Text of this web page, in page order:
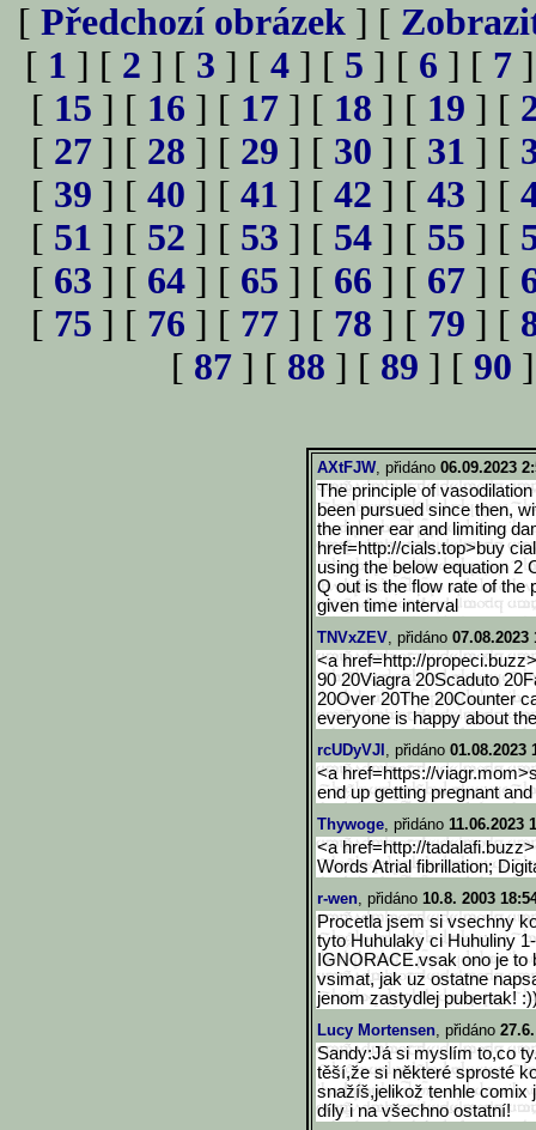
[ Předchozí obrázek ] [
[ 1 ] [ 2 ] [ 3 ] [ 4 ] [ 5 ] [ 6 ] [ 7
[ 15 ] [ 16 ] [ 17 ] [ 18 ] [ 19 ] [
[ 27 ] [ 28 ] [ 29 ] [ 30 ] [ 31 ] [
[ 39 ] [ 40 ] [ 41 ] [ 42 ] [ 43 ] [
[ 51 ] [ 52 ] [ 53 ] [ 54 ] [ 55 ] [
[ 63 ] [ 64 ] [ 65 ] [ 66 ] [ 67 ] [
[ 75 ] [ 76 ] [ 77 ] [ 78 ] [ 79 ] [
[ 87 ] [ 88 ] [ 89 ] [ 90
AXtFJW, přidáno 06.09.2023
The principle of
been pursued since then,
the inner ear and limiting
href=http://cials.top>buy
using the below equation 2
Q out is the flow rate of the
given time interval
TNVxZEV, přidáno 07.08.2023
<a href=http://
90 20Viagra 20Scaduto
20Over 20The 20Counter
everyone is happy about
rcUDyVJI , přidáno 01.08.2023
<a href=https://
end up getting pregnant
Thywoge, přidáno 11.06.2023
<a href=http://
Words Atrial fibrillation;
r-wen, přidáno 10.8. 2003
Procetla jsem si vsechny
tyto Huhulaky ci Huhuliny
IGNORACE.vsak ono je
vsimat, jak uz ostatne
jenom zastydlej pubertak!
Lucy Mortensen, přidáno
Sandy:Já si myslím to,co
těší,že si některé sprosté
snažíš,jelikož tenhle comix
díly i na všechno ostatní!